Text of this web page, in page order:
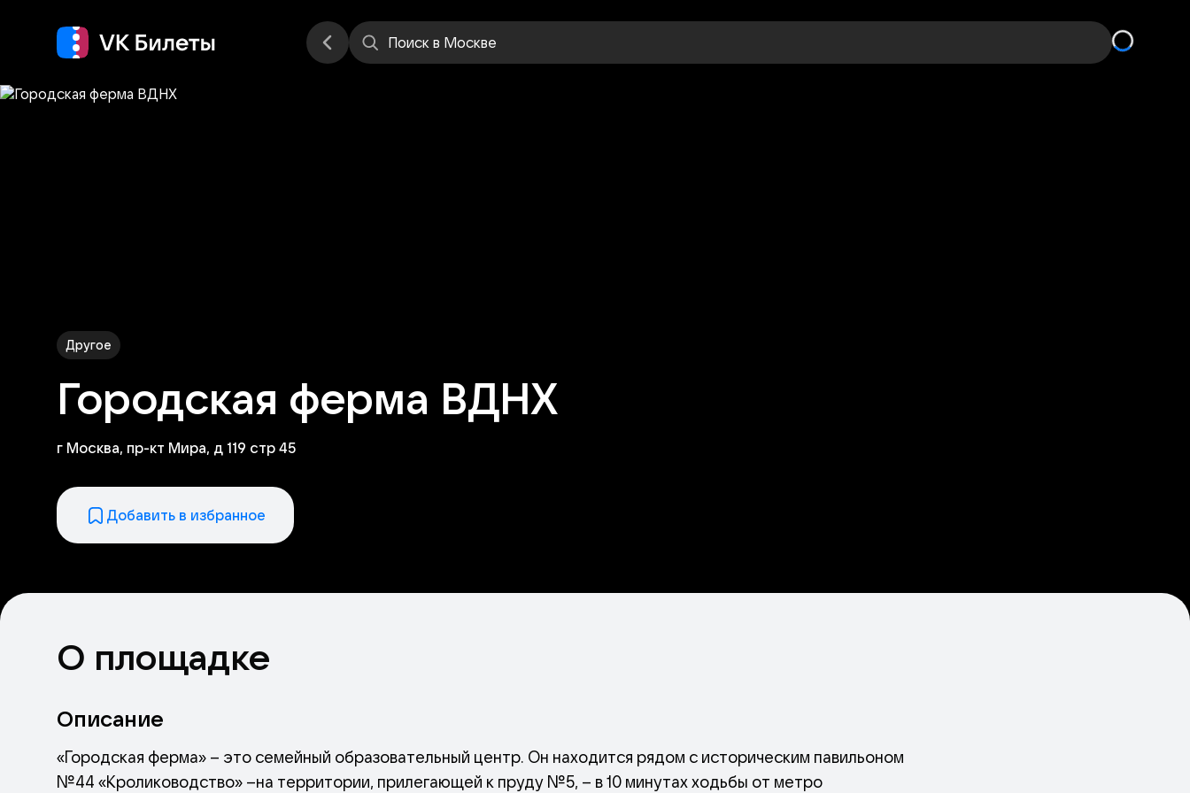
Поиск в Москве
Другое
Городская ферма ВДНХ
г Москва, пр-кт Мира, д 119 стр 45
Добавить в избранное
О площадке
Описание
«Городская ферма» – это семейный образовательный центр. Он находится рядом с историческим павильоном
№44 «Кролиководство» –на территории, прилегающей к пруду №5, – в 10 минутах ходьбы от метро